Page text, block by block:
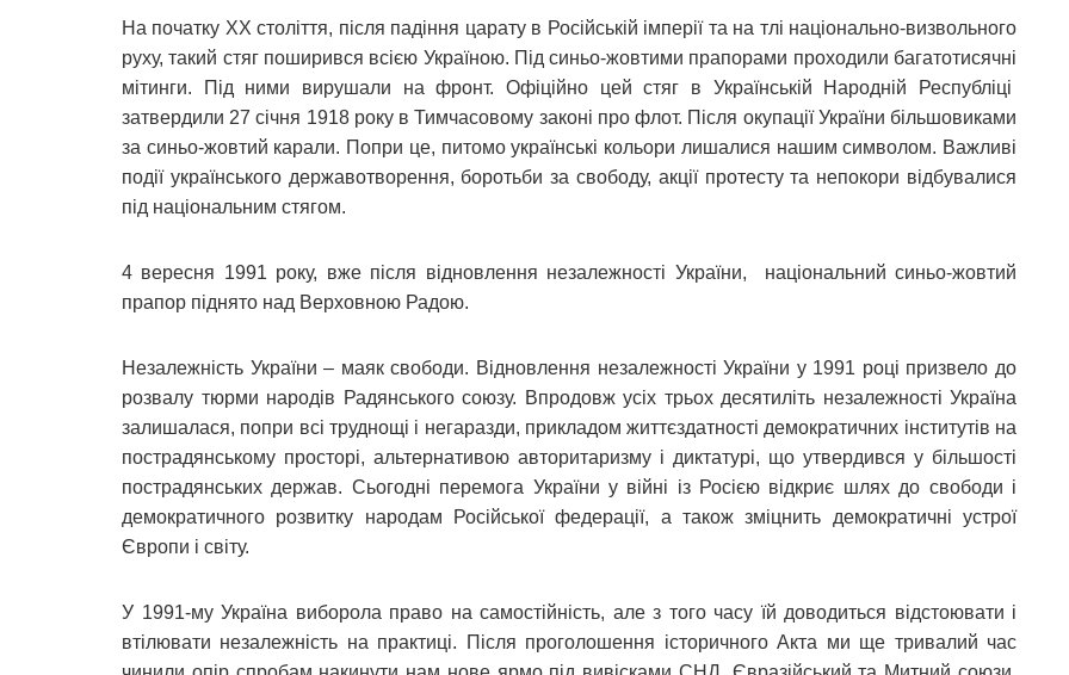
На початку ХХ століття, після падіння царату в Російській імперії та на тлі національно-визвольного
руху, такий стяг поширився всією Україною. Під синьо-жовтими прапорами проходили багатотисячні
мітинги. Під ними вирушали на фронт. Офіційно цей стяг в Українській Народній Республіці
затвердили 27 січня 1918 року в Тимчасовому законі про флот. Після окупації України більшовиками
за синьо-жовтий карали. Попри це, питомо українські кольори лишалися нашим символом. Важливі
події українського державотворення, боротьби за свободу, акції протесту та непокори відбувалися
під національним стягом.
4 вересня 1991 року, вже після відновлення незалежності України, національний синьо-жовтий
прапор піднято над Верховною Радою.
Незалежність України – маяк свободи. Відновлення незалежності України у 1991 році призвело до
розвалу тюрми народів Радянського союзу. Впродовж усіх трьох десятиліть незалежності Україна
залишалася, попри всі труднощі і негаразди, прикладом життєздатності демократичних інститутів на
пострадянському просторі, альтернативою авторитаризму і диктатурі, що утвердився у більшості
пострадянських держав. Сьогодні перемога України у війні із Росією відкриє шлях до свободи і
демократичного розвитку народам Російської федерації, а також зміцнить демократичні устрої
Європи і світу.
У 1991-му Україна виборола право на самостійність, але з того часу їй доводиться відстоювати і
втілювати незалежність на практиці. Після проголошення історичного Акта ми ще тривалий час